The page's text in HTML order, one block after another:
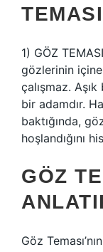
1) GÖZ
gözlerinin
çalışmaz.
bir adamdır.
baktığında,
hoşlandığını
GÖZ
Göz